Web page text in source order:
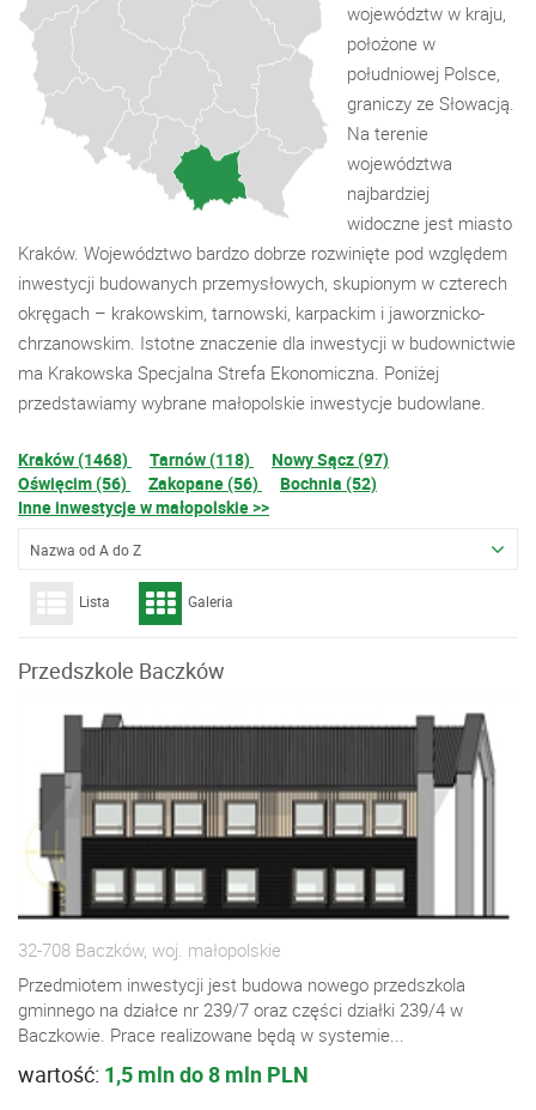
województw w kraju,
położone w
południowej Polsce,
graniczy ze Słowacją.
Na terenie
województwa
najbardziej
widoczne jest miasto
Kraków. Województwo bardzo dobrze rozwinięte pod względem
inwestycji budowanych przemysłowych, skupionym w czterech
okręgach – krakowskim, tarnowski, karpackim i jaworznicko-
chrzanowskim. Istotne znaczenie dla inwestycji w budownictwie
ma Krakowska Specjalna Strefa Ekonomiczna. Poniżej
przedstawiamy wybrane małopolskie inwestycje budowlane.
Kraków (1468) Tarnów (118)
Nowy Sącz (97)
Oświęcim (56)
Zakopane (56)
Bochnia (52)
Inne inwestycje w małopolskie >>
Nazwa od A do Z
Lista Galeria
Przedszkole Baczków
32-708 Baczków, woj. małopolskie
Przedmiotem inwestycji jest budowa nowego przedszkola
gminnego na działce nr 239/7 oraz części działki 239/4 w
Baczkowie. Prace realizowane będą w systemie...
wartość: 1,5 mln do 8 mln PLN